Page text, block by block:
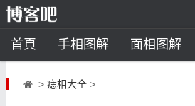
首頁 手相图解 面相图解
风水开运 助运饰品
> 痣相大全>